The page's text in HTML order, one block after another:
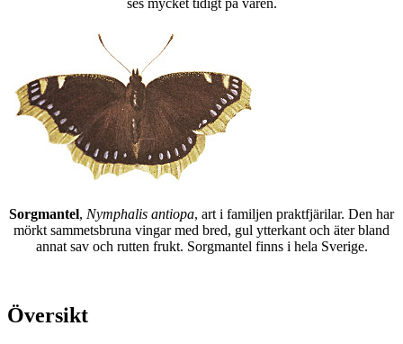
ses mycket tidigt på våren.
Sorgmantel, Nymphalis antiopa, art i familjen praktfjärilar. Den har
mörkt sammetsbruna vingar med bred, gul ytterkant och äter bland
annat sav och rutten frukt. Sorgmantel finns i hela Sverige.
Översikt